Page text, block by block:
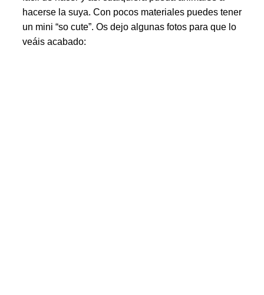
hacerse la suya. Con pocos materiales puedes tener
un mini “so cute”. Os dejo algunas fotos para que lo
veáis acabado: